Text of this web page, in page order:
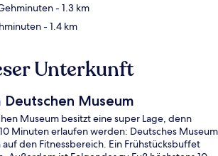
- 1.3 km
- 1.4 km
Unterkunft
Museum
Museum besitzt eine super Lage, denn
Minuten erlaufen werden: Deutsches Museum
den Fitnessbereich. Ein Frühstücksbuffet